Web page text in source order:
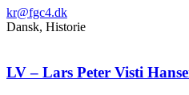
kr@fgc4.dk
Dansk, Historie
LV – Lars Peter Visti